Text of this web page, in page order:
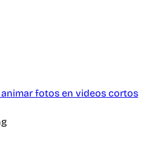
animar fotos en videos cortos